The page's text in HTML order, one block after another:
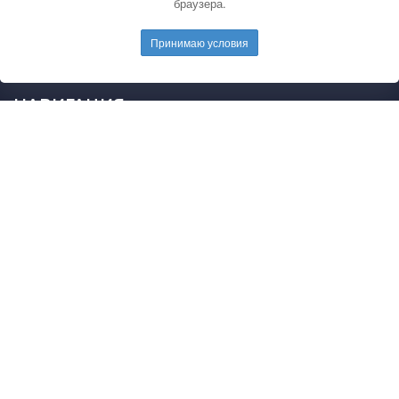
электронную почту редакции.
mail@pedarticles.ru
+7 (499) 113-47-87
НАВИГАЦИЯ
Принимаю условия